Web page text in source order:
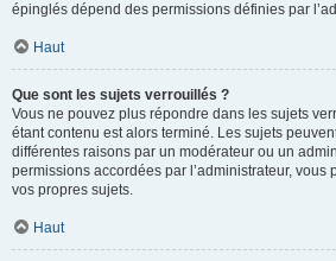
épinglés dépend des permissions définies par
Haut
Que sont les sujets verrouillés ?
Vous ne pouvez plus répondre dans les sujets
étant contenu est alors terminé. Les sujets
différentes raisons par un modérateur ou un
permissions accordées par l’administrateur, vous
vos propres sujets.
Haut